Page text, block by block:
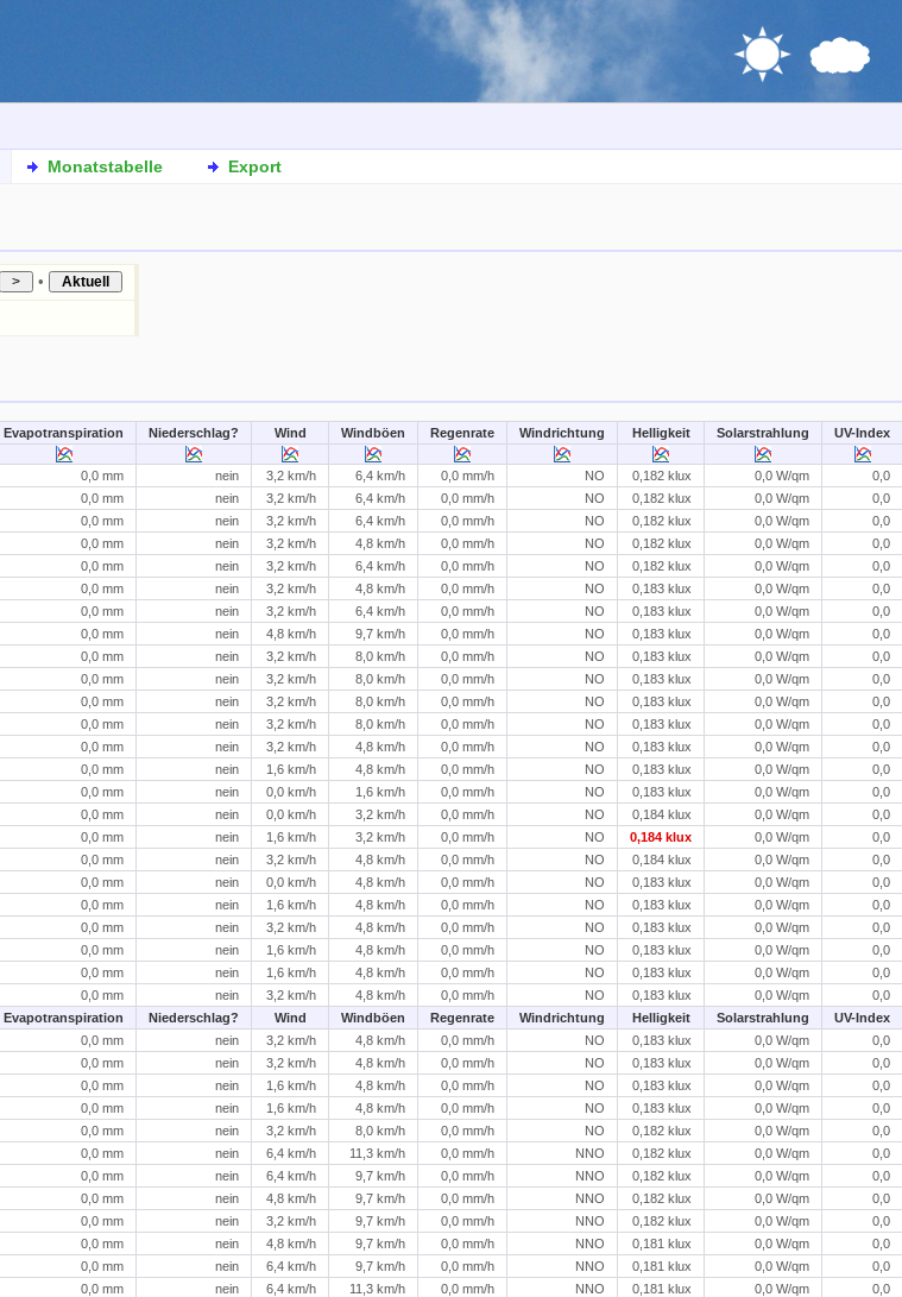
Monatstabelle Export
•
Evapotranspiration Niederschlag? Wind Windböen Regenrate Windrichtung Helligkeit Solarstrahlung UV-Index
0,0 mm nein 3,2 km/h 6,4 km/h 0,0 mm/h NO 0,182 klux 0,0 W/qm
0,0
0,0 mm nein 3,2 km/h 6,4 km/h 0,0 mm/h NO 0,182 klux 0,0 W/qm
0,0
0,0 mm nein 3,2 km/h 6,4 km/h 0,0 mm/h NO 0,182 klux 0,0 W/qm
0,0
0,0 mm nein 3,2 km/h 4,8 km/h 0,0 mm/h NO 0,182 klux 0,0 W/qm
0,0
0,0 mm nein 3,2 km/h 6,4 km/h 0,0 mm/h NO 0,182 klux 0,0 W/qm
0,0
0,0 mm nein 3,2 km/h 4,8 km/h 0,0 mm/h NO 0,183 klux 0,0 W/qm
0,0
0,0 mm nein 3,2 km/h 6,4 km/h 0,0 mm/h NO 0,183 klux 0,0 W/qm
0,0
0,0 mm nein 4,8 km/h 9,7 km/h 0,0 mm/h NO 0,183 klux 0,0 W/qm
0,0
0,0 mm nein 3,2 km/h 8,0 km/h 0,0 mm/h NO 0,183 klux 0,0 W/qm
0,0
0,0 mm nein 3,2 km/h 8,0 km/h 0,0 mm/h NO 0,183 klux 0,0 W/qm
0,0
0,0 mm nein 3,2 km/h 8,0 km/h 0,0 mm/h NO 0,183 klux 0,0 W/qm
0,0
0,0 mm nein 3,2 km/h 8,0 km/h 0,0 mm/h NO 0,183 klux 0,0 W/qm
0,0
0,0 mm nein 3,2 km/h 4,8 km/h 0,0 mm/h NO 0,183 klux 0,0 W/qm
0,0
0,0 mm nein 1,6 km/h 4,8 km/h 0,0 mm/h NO 0,183 klux 0,0 W/qm
0,0
0,0 mm nein 0,0 km/h 1,6 km/h 0,0 mm/h NO 0,183 klux 0,0 W/qm
0,0
0,0 mm nein 0,0 km/h 3,2 km/h 0,0 mm/h NO 0,184 klux 0,0 W/qm
0,0
0,0 mm nein 1,6 km/h 3,2 km/h 0,0 mm/h NO 0,184 klux 0,0 W/qm
0,0
0,0 mm nein 3,2 km/h 4,8 km/h 0,0 mm/h NO 0,184 klux 0,0 W/qm
0,0
0,0 mm nein 0,0 km/h 4,8 km/h 0,0 mm/h NO 0,183 klux 0,0 W/qm
0,0
0,0 mm nein 1,6 km/h 4,8 km/h 0,0 mm/h NO 0,183 klux 0,0 W/qm
0,0
0,0 mm nein 3,2 km/h 4,8 km/h 0,0 mm/h NO 0,183 klux 0,0 W/qm
0,0
0,0 mm nein 1,6 km/h 4,8 km/h 0,0 mm/h NO 0,183 klux 0,0 W/qm
0,0
0,0 mm nein 1,6 km/h 4,8 km/h 0,0 mm/h NO 0,183 klux 0,0 W/qm
0,0
0,0 mm nein 3,2 km/h 4,8 km/h 0,0 mm/h NO 0,183 klux 0,0 W/qm
0,0
Evapotranspiration Niederschlag? Wind Windböen Regenrate Windrichtung Helligkeit Solarstrahlung
UV-Index
0,0 mm nein 3,2 km/h 4,8 km/h 0,0 mm/h NO 0,183 klux 0,0 W/qm
0,0
0,0 mm nein 3,2 km/h 4,8 km/h 0,0 mm/h NO 0,183 klux 0,0 W/qm
0,0
0,0 mm nein 1,6 km/h 4,8 km/h 0,0 mm/h NO 0,183 klux 0,0 W/qm
0,0
0,0 mm nein 1,6 km/h 4,8 km/h 0,0 mm/h NO 0,183 klux 0,0 W/qm
0,0
0,0 mm nein 3,2 km/h 8,0 km/h 0,0 mm/h NO 0,182 klux 0,0 W/qm
0,0
0,0 mm nein 6,4 km/h 11,3 km/h 0,0 mm/h NNO 0,182 klux 0,0 W/qm
0,0
0,0 mm nein 6,4 km/h 9,7 km/h 0,0 mm/h NNO 0,182 klux 0,0 W/qm
0,0
0,0 mm nein 4,8 km/h 9,7 km/h 0,0 mm/h NNO 0,182 klux 0,0 W/qm
0,0
0,0 mm nein 3,2 km/h 9,7 km/h 0,0 mm/h NNO 0,182 klux 0,0 W/qm
0,0
0,0 mm nein 4,8 km/h 9,7 km/h 0,0 mm/h NNO 0,181 klux 0,0 W/qm
0,0
0,0 mm nein 6,4 km/h 9,7 km/h 0,0 mm/h NNO 0,181 klux 0,0 W/qm
0,0
0,0 mm nein 6,4 km/h 11,3 km/h 0,0 mm/h NNO 0,181 klux 0,0 W/qm
0,0